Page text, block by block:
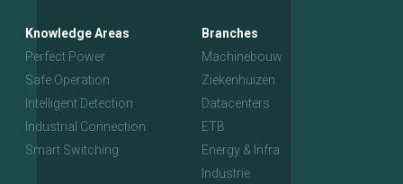
Knowledge Areas
Perfect Power
Safe Operation
Intelligent Detection
Industrial Connection
Smart Switching
Branches
Machinebouw
Ziekenhuizen
Datacenters
ETB
Energy & Infra
Industrie